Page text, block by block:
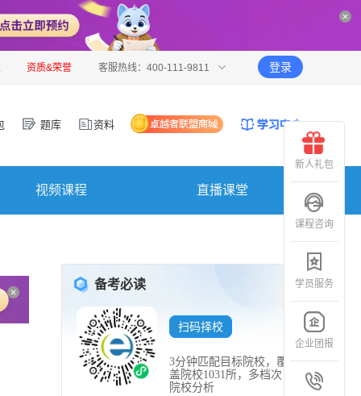
资质&荣誉 客服热线：400-111-9811 登录
题库 资料
视频课程 直播课堂
备考必读
扫码择校
3分钟匹配目标院校，覆
盖院校1031所，多档次
院校分析
新人礼包
课程咨询
学员服务
企业团报